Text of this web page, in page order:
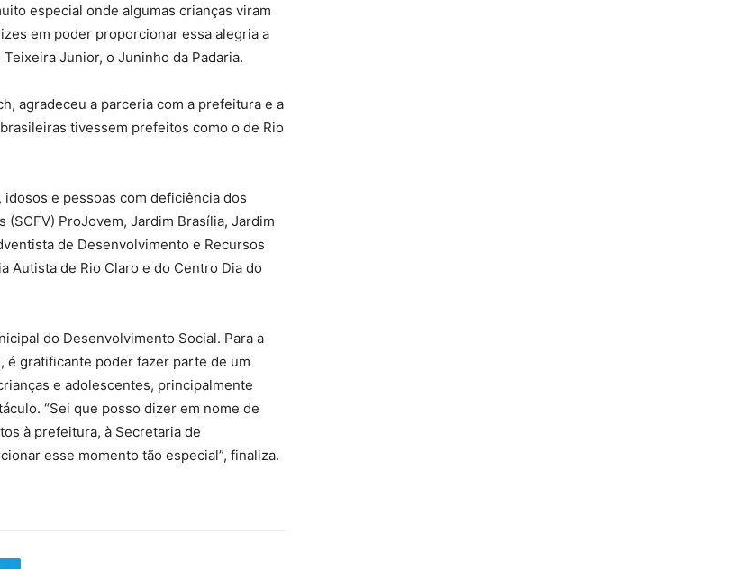
especial onde algumas crianças viram
em poder proporcionar essa alegria a
Junior, o Juninho da Padaria.
agradeceu a parceria com a prefeitura e a
tivessem prefeitos como o de Rio
e pessoas com deficiência dos
ProJovem, Jardim Brasília, Jardim
de Desenvolvimento e Recursos
Autista de Rio Claro e do Centro Dia do
do Desenvolvimento Social. Para a
é gratificante poder fazer parte de um
e adolescentes, principalmente
“Sei que posso dizer em nome de
à prefeitura, à Secretaria de
esse momento tão especial”, finaliza.